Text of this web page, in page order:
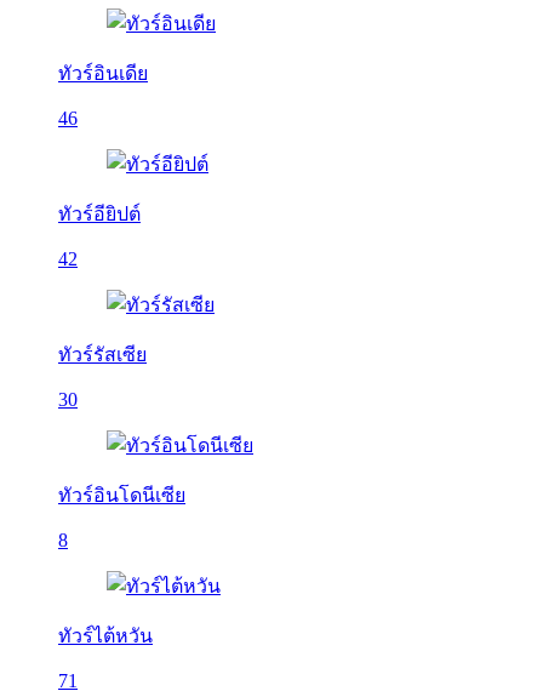
ทัวร์อินเดีย
46
ทัวร์อียิปต์
42
ทัวร์รัสเซีย
30
ทัวร์อินโดนีเซีย
8
ทัวร์ไต้หวัน
71